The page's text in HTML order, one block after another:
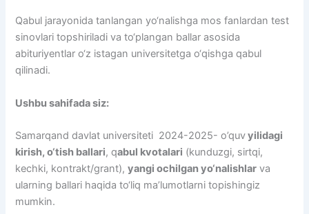
Qabul jarayonida tanlangan yo‘nalishga mos fanlardan test
sinovlari topshiriladi va to‘plangan ballar asosida
abituriyentlar o‘z istagan universitetga o‘qishga qabul
qilinadi.
Ushbu sahifada siz:
Samarqand davlat universiteti 2024-2025- o’quvyilidagi
kirish, o‘tish ballari, qabul kvotalari (kunduzgi, sirtqi,
kechki, kontrakt/grant),yangi ochilgan yo‘nalishlar va
ularning ballari haqida to‘liq ma’lumotlarni topishingiz
mumkin.